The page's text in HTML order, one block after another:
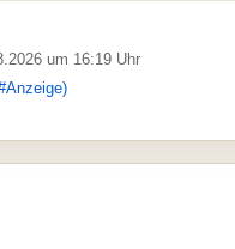
um 16:19 Uhr